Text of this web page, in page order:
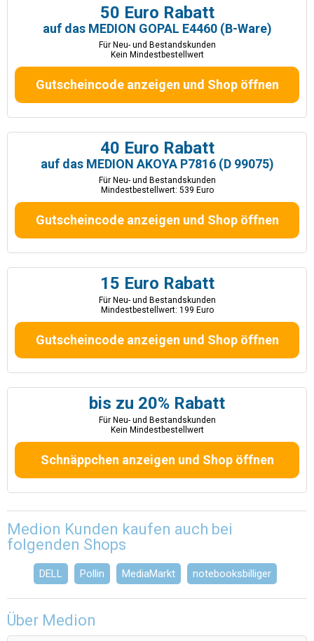
50 Euro Rabatt
auf das MEDION GOPAL E4460 (B-Ware)
Für Neu- und Bestandskunden
Kein Mindestbestellwert
Gutscheincode anzeigen und Shop öffnen
40 Euro Rabatt
auf das MEDION AKOYA P7816 (D 99075)
Für Neu- und Bestandskunden
Mindestbestellwert: 539 Euro
Gutscheincode anzeigen und Shop öffnen
15 Euro Rabatt
Für Neu- und Bestandskunden
Mindestbestellwert: 199 Euro
Gutscheincode anzeigen und Shop öffnen
bis zu 20% Rabatt
Für Neu- und Bestandskunden
Kein Mindestbestellwert
Schnäppchen anzeigen und Shop öffnen
Medion Kunden kaufen auch bei
folgenden Shops
DELL Pollin MediaMarkt notebooksbilliger
Über Medion